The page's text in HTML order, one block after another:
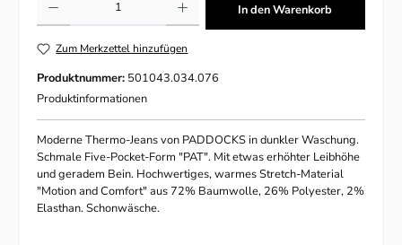
In den Warenkorb
Zum Merkzettel hinzufügen
Produktnummer: 501043.034.076
Produktinformationen
Moderne Thermo-Jeans von PADDOCKS in dunkler Waschung.
Schmale Five-Pocket-Form "PAT". Mit etwas erhöhter Leibhöhe
und geradem Bein. Hochwertiges, warmes Stretch-Material
"Motion and Comfort" aus 72% Baumwolle, 26% Polyester, 2%
Elasthan. Schonwäsche.